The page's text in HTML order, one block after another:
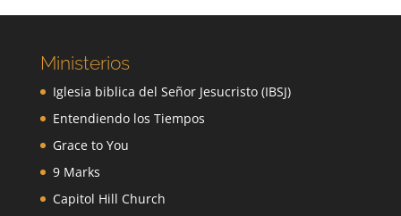
Ministerios
Iglesia biblica del Señor Jesucristo (IBSJ)
Entendiendo los Tiempos
Grace to You
9 Marks
Capitol Hill Church